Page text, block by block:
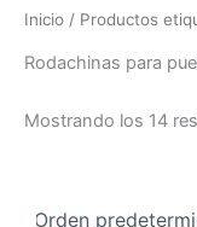
Inicio / Productos
Rodachinas para
Mostrando los 14